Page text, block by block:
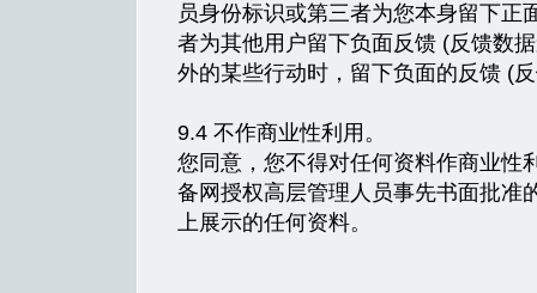
员身份标识或第三者为您本身留下正
者为其他用户留下负面反馈 (反馈数
外的某些行动时，留下负面的反馈 (
9.4 不作商业性利用。
您同意，您不得对任何资料作商业性
备网授权高层管理人员事先书面批准
上展示的任何资料。